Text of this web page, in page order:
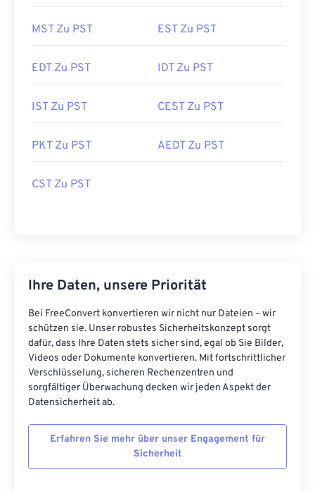
MST Zu PST EST Zu PST
EDT Zu PST IDT Zu PST
IST Zu PST CEST Zu PST
PKT Zu PST AEDT Zu PST
CST Zu PST
Ihre Daten, unsere Priorität
Bei FreeConvert konvertieren wir nicht nur Dateien – wir
schützen sie. Unser robustes Sicherheitskonzept sorgt
dafür, dass Ihre Daten stets sicher sind, egal ob Sie Bilder,
Videos oder Dokumente konvertieren. Mit fortschrittlicher
Verschlüsselung, sicheren Rechenzentren und
sorgfältiger Überwachung decken wir jeden Aspekt der
Datensicherheit ab.
Erfahren Sie mehr über unser Engagement für
Sicherheit